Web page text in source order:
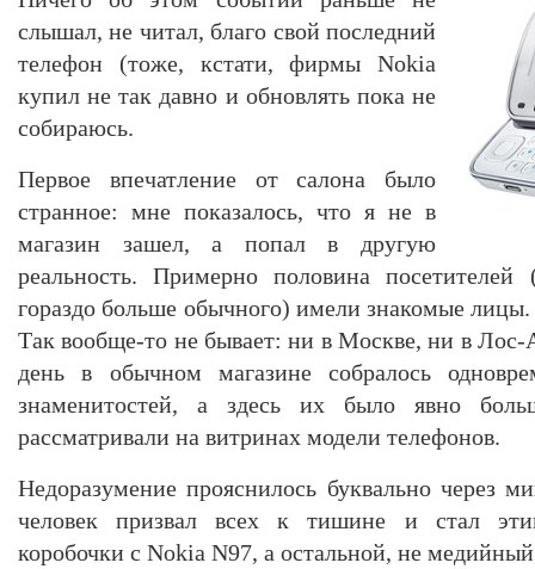
слышал, не читал, благо свой последний
телефон (тоже, кстати, фирмы Nokia
купил не так давно и обновлять пока не
собираюсь.
Первое впечатление от салона было
странное: мне показалось, что я не в
магазин зашел, а попал в другую
реальность. Примерно половина
гораздо больше обычного) имели знакомые
Так вообще-то не бывает: ни в Москве, ни в
день в обычном магазине собралось
знаменитостей, а здесь их было явно
рассматривали на витринах модели телефонов.
Недоразумение прояснилось буквально через
человек призвал всех к тишине и стал
коробочки с Nokia N97, а остальной, не